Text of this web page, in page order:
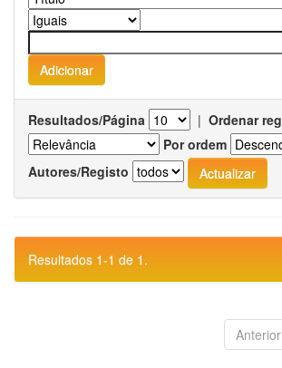
Resultados/Página | Ordenar
Por ordem
Autores/Registo
Resultados 1-1 de 1.
Anterior